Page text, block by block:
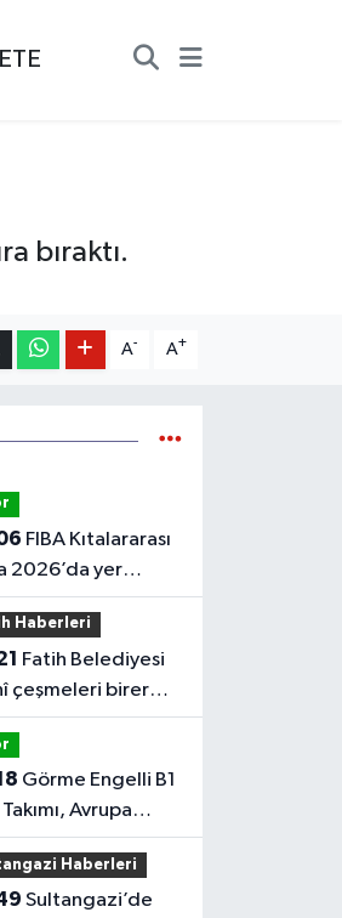
bıraktı.
A- A+
2026’da yer
takımlar belli
Haberleri
çeşmeleri birer
ayağa kaldırıyor
Avrupa
Riva'da
Haberleri